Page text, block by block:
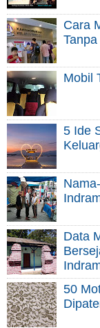
Cara
Mobil
5 Ide
Data
50